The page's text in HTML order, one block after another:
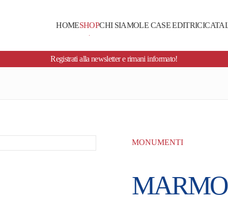
HOMESHOPCHI SIAMOLE CASE EDITRICI
Registrati alla newsletter e rimani informato!
MONUMENTI